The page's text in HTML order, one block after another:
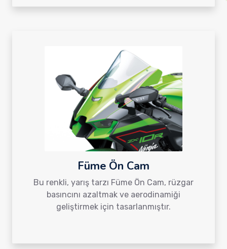
Füme Ön Cam
Bu renkli, yarış tarzı Füme Ön Cam, rüzgar
basıncını azaltmak ve aerodinamiği
geliştirmek için tasarlanmıştır.